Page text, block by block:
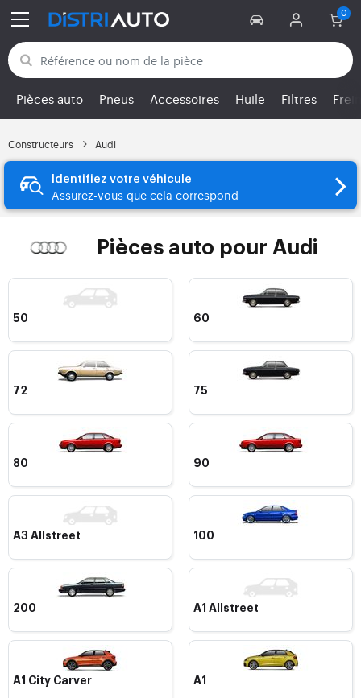
Retour aux catégories
Pièces auto Pneus Accessoires Huile Filtres
Constructeurs Audi
Identifiez votre véhicule
Assurez-vous que cela correspond
Pièces auto pour Audi
50 60
72 75
80 90
A3 Allstreet 100
200 A1 Allstreet
A1 City Carver A1